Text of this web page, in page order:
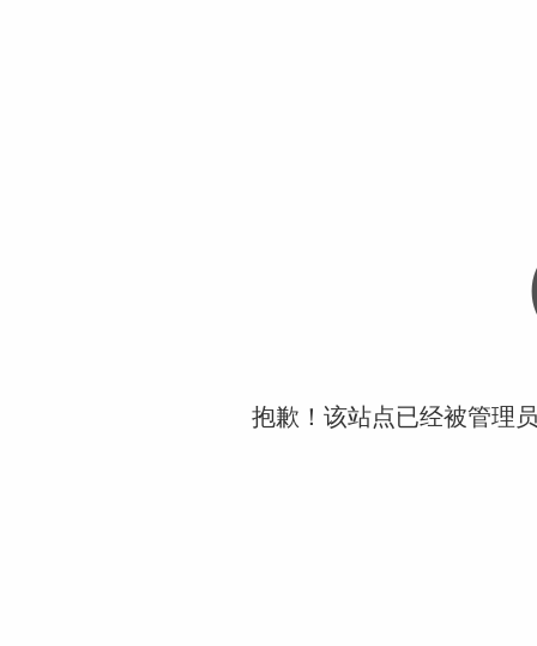
抱歉！该站点已经被管理